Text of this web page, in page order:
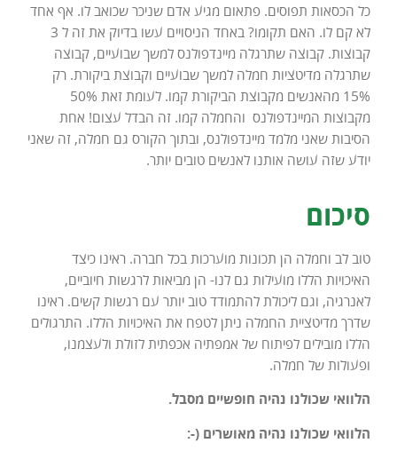
כל הכסאות תפוסים. פתאום מגיע אדם שניכר שכואב לו. אף אחד
לא קם לו. האם תקומו? באחד הניסויים עשו בדיוק את זה ל 3
קבוצות. קבוצה שתרגלה מיינדפולנס למשך שבועיים, קבוצה
שתרגלה מדיטציות חמלה למשך שבועיים וקבוצת ביקורת. רק
15% מהאנשים מקבוצת הביקורת קמו. לעומת זאת 50%
מקבוצות המיינדפולנס והחמלה קמו. זה הבדל עצום! אחת
הסיבות שאני מלמד מיינדפולנס, ובתוך הקורס גם חמלה, זה שאני
יודע שזה עושה אותנו לאנשים טובים יותר.
סיכום
טוב לב וחמלה הן תכונות מוערכות בכל חברה. ראינו כיצד
האיכויות הללו מועילות גם לנו- הן מביאות לרגשות חיוביים,
לאנרגיה, וגם ליכולת להתמודד טוב יותר עם רגשות קשים. ראינו
שדרך מדיטציית החמלה ניתן לטפח את האיכויות הללו. התרגולים
הללו מובילים לפיתוח של אמפתיה אכפתית לזולת ולעצמנו,
ופעולות של חמלה.
הלוואי שכולנו נהיה חופשיים מסבל.
הלוואי שכולנו נהיה מאושרים (-: